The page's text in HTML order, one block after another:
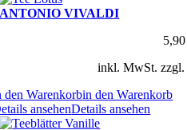
ANTONIO VIVALDI
5,90
inkl. MwSt. zzgl.
den Warenkorbin den Warenkorb
ansehenDetails ansehen